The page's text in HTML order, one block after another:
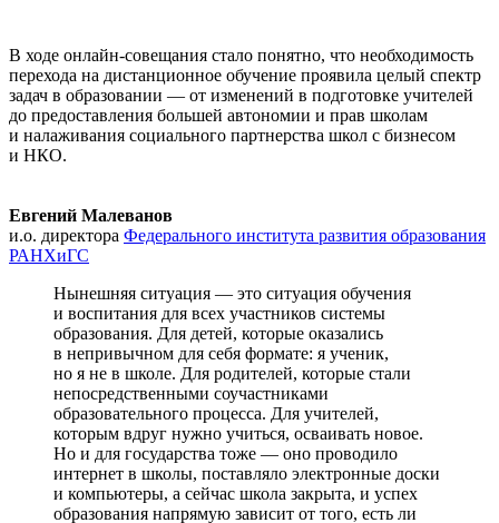
В ходе онлайн-совещания стало понятно, что необходимость
перехода на дистанционное обучение проявила целый спектр
задач в образовании — от изменений в подготовке учителей
до предоставления большей автономии и прав школам
и налаживания социального партнерства школ с бизнесом
и НКО.
Евгений Малеванов
и.о. директора Федерального института развития образования
РАНХиГС
Нынешняя ситуация — это ситуация обучения
и воспитания для всех участников системы
образования. Для детей, которые оказались
в непривычном для себя формате: я ученик,
но я не в школе. Для родителей, которые стали
непосредственными соучастниками
образовательного процесса. Для учителей,
которым вдруг нужно учиться, осваивать новое.
Но и для государства тоже — оно проводило
интернет в школы, поставляло электронные доски
и компьютеры, а сейчас школа закрыта, и успех
образования напрямую зависит от того, есть ли